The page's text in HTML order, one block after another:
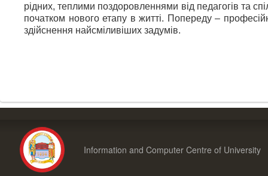
рідних, теплими поздоровленнями від педагогів та
початком нового етапу в житті. Попереду –
здійснення найсміливіших задумів.
Information and Computer Centre of University